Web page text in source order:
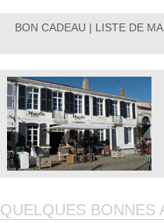
BON CADEAU | LISTE DE
QUELQUES BONNES